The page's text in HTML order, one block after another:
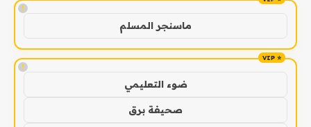
!
ماسنجر المسلم
!
ضوء التعليمي
صحيفة برق